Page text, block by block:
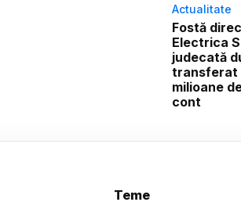
Actualitate
Fostă
Electrica
judecată
transferat
milioane
cont
Teme